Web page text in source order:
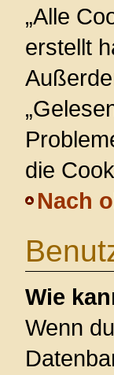
„Alle
erstellt
die
Nach
Wie
Wenn